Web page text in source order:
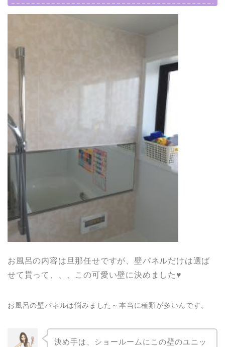
お風呂の内容は旦那任せですが、壁パネルだけは選ば
せて貰って、、、この可愛い壁に決めました♥
お風呂の壁パネルは悩みました～本当に種類が多いんです。
決め手は、ショールームにこの壁のユニッ